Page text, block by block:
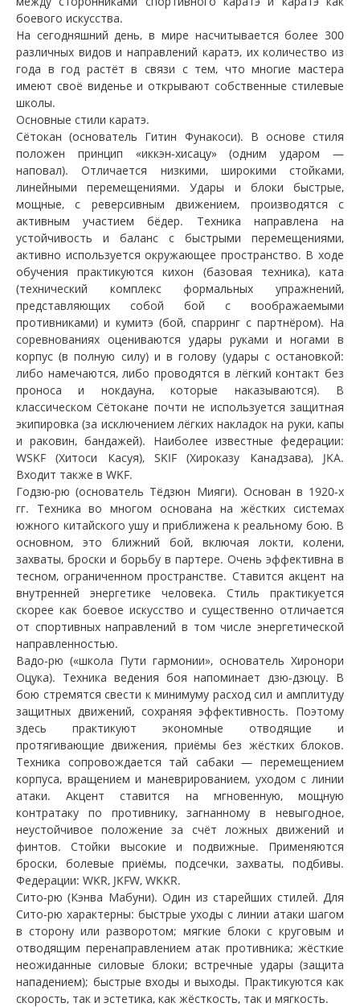
боевого искусства.
На сегодняшний день, в мире насчитывается более 300
различных видов и направлений каратэ, их количество из
года в год растёт в связи с тем, что многие мастера
имеют своё виденье и открывают собственные стилевые
школы.
Основные стили каратэ.
Сётокан (основатель Гитин Фунакоси). В основе стиля
положен принцип «иккэн-хисацу» (одним ударом —
наповал). Отличается низкими, широкими стойками,
линейными перемещениями. Удары и блоки быстрые,
мощные, с реверсивным движением, производятся с
активным участием бёдер. Техника направлена на
устойчивость и баланс с быстрыми перемещениями,
активно используется окружающее пространство. В ходе
обучения практикуются кихон (базовая техника), ката
(технический комплекс формальных упражнений,
представляющих собой бой с воображаемыми
противниками) и кумитэ (бой, спарринг с партнёром). На
соревнованиях оцениваются удары руками и ногами в
корпус (в полную силу) и в голову (удары с остановкой:
либо намечаются, либо проводятся в лёгкий контакт без
проноса и нокдауна, которые наказываются). В
классическом Сётокане почти не используется защитная
экипировка (за исключением лёгких накладок на руки, капы
и раковин, бандажей). Наиболее известные федерации:
WSKF (Хитоси Касуя), SKIF (Хироказу Канадзава), JKA.
Входит также в WKF.
Годзю-рю (основатель Тёдзюн Мияги). Основан в 1920-х
гг. Техника во многом основана на жёстких системах
южного китайского ушу и приближена к реальному бою. В
основном, это ближний бой, включая локти, колени,
захваты, броски и борьбу в партере. Очень эффективна в
тесном, ограниченном пространстве. Ставится акцент на
внутренней энергетике человека. Стиль практикуется
скорее как боевое искусство и существенно отличается
от спортивных направлений в том числе энергетической
направленностью.
Вадо-рю («школа Пути гармонии», основатель Хиронори
Оцука). Техника ведения боя напоминает дзю-дзюцу. В
бою стремятся свести к минимуму расход сил и амплитуду
защитных движений, сохраняя эффективность. Поэтому
здесь практикуют экономные отводящие и
протягивающие движения, приёмы без жёстких блоков.
Техника сопровождается тай сабаки — перемещением
корпуса, вращением и маневрированием, уходом с линии
атаки. Акцент ставится на мгновенную, мощную
контратаку по противнику, загнанному в невыгодное,
неустойчивое положение за счёт ложных движений и
финтов. Стойки высокие и подвижные. Применяются
броски, болевые приёмы, подсечки, захваты, подбивы.
Федерации: WKR, JKFW, WKKR.
Сито-рю (Кэнва Мабуни). Один из старейших стилей. Для
Сито-рю характерны: быстрые уходы с линии атаки шагом
в сторону или разворотом; мягкие блоки с круговым и
отводящим перенаправлением атак противника; жёсткие
неожиданные силовые блоки; встречные удары (защита
нападением); быстрые входы и выходы. Практикуются как
скорость, так и эстетика, как жёсткость, так и мягкость.